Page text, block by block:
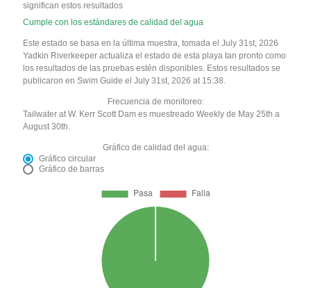
significan estos resultados
Cumple con los estándares de calidad del agua
Este estado se basa en la última muestra, tomada el July 31st, 2026
Yadkin Riverkeeper actualiza el estado de esta playa tan pronto como
los resultados de las pruebas estén disponibles. Estos resultados se
publicaron en Swim Guide el July 31st, 2026 at 15:38.
Frecuencia de monitoreo:
Tailwater at W. Kerr Scott Dam es muestreado Weekly de May 25th a
August 30th.
Gráfico de calidad del agua:
Gráfico circular
Gráfico de barras